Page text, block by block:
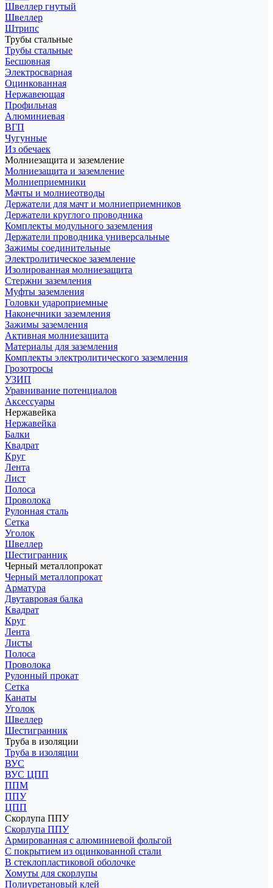
Швеллер гнутый
Швеллер
Штрипс
Трубы стальные
Трубы стальные
Бесшовная
Электросварная
Оцинкованная
Нержавеющая
Профильная
Алюминиевая
ВГП
Чугунные
Из обечаек
Молниезащита и заземление
Молниезащита и заземление
Молниеприемники
Мачты и молниеотводы
Держатели для мачт и молниеприемников
Держатели круглого проводника
Комплекты модульного заземления
Держатели проводника универсальные
Зажимы соединительные
Электролитическое заземление
Изолированная молниезащита
Стержни заземления
Муфты заземления
Головки удароприемные
Наконечники заземления
Зажимы заземления
Активная молниезащита
Материалы для заземления
Комплекты электролитического заземления
Грозотросы
УЗИП
Уравнивание потенциалов
Аксессуары
Нержавейка
Нержавейка
Балки
Квадрат
Круг
Лента
Лист
Полоса
Проволока
Рулонная сталь
Сетка
Уголок
Швеллер
Шестигранник
Черный металлопрокат
Черный металлопрокат
Арматура
Двутавровая балка
Квадрат
Круг
Лента
Листы
Полоса
Проволока
Рулонный прокат
Сетка
Канаты
Уголок
Швеллер
Шестигранник
Труба в изоляции
Труба в изоляции
ВУС
ВУС ЦПП
ППМ
ППУ
ЦПП
Скорлупа ППУ
Скорлупа ППУ
Армированная с алюминиевой фольгой
С покрытием из оцинкованной стали
В стеклопластиковой оболочке
Хомуты для скорлупы
Полиуретановый клей